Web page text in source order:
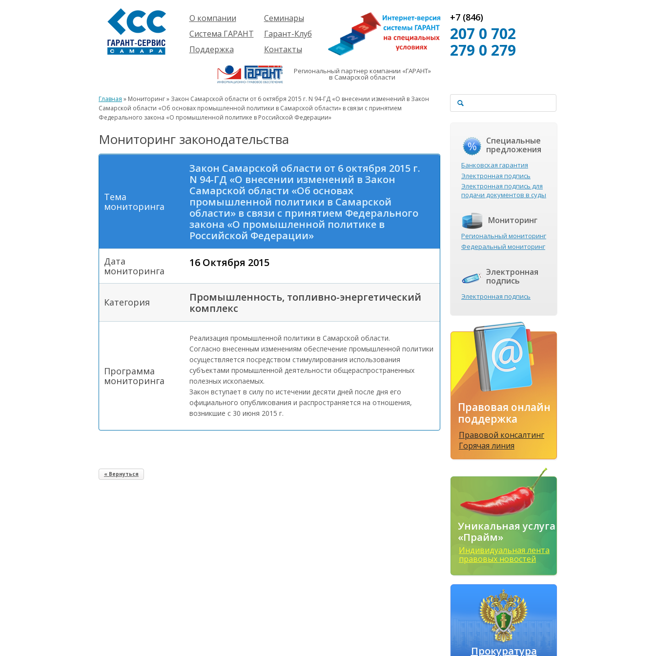
О компании
Компания
Проекты
Партнеры
Вакансии
Реквизиты
Информация
Система ГАРАНТ
О системе
решения
Комплекты
Новинки
История
Поддержка
Пользователям
Будущим
пользователям
Семинары
Об услуге
Предстоящие
семинары
Гарант-Клуб
Контакты
+7 (846)
207 0 702
279 0 279
Региональный партнер компании «ГАРАНТ»
в Самарской области
Главная » Мониторинг » Закон Самарской области от 6 октября 2015 г. N 94-ГД «О внесении изменений в Закон
Самарской области «Об основах промышленной политики в Самарской области» в связи с принятием
Федерального закона «О промышленной политике в Российской Федерации»
Мониторинг законодательства
Тема
мониторинга
Закон Самарской области от 6 октября 2015 г.
N 94-ГД «О внесении изменений в Закон
Самарской области «Об основах
промышленной политики в Самарской
области» в связи с принятием Федерального
закона «О промышленной политике в
Российской Федерации»
Дата
мониторинга
16 Октября 2015
Категория
Промышленность, топливно-энергетический
комплекс
Программа
мониторинга
Реализация промышленной политики в Самарской области.
Согласно внесенным изменениям обеспечение промышленной политики
осуществляется посредством стимулирования использования
субъектами промышленной деятельности общераспространенных
полезных ископаемых.
Закон вступает в силу по истечении десяти дней после дня его
официального опубликования и распространяется на отношения,
возникшие с 30 июня 2015 г.
« Вернуться
Специальные
предложения
Банковская гарантия
Электронная подпись
Электронная подпись для
подачи документов в суды
Мониторинг
Региональный мониторинг
Федеральный мониторинг
Электронная
подпись
Электронная подпись
Правовая онлайн
поддержка
Правовой консалтинг
Горячая линия
Уникальная услуга
«Прайм»
Индивидуальная лента
правовых новостей
Прокуратура